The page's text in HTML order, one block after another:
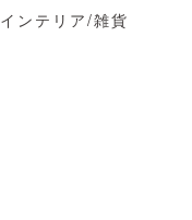
インテリア/雑貨